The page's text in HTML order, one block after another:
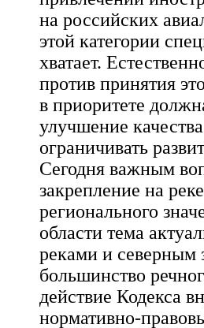
на российских
этой категории
хватает.
против принятия
в приоритете
улучшение
ограничивать
Сегодня важным
закрепление на
регионального
области тема
реками и северным
большинство
действие Кодекса
нормативно-